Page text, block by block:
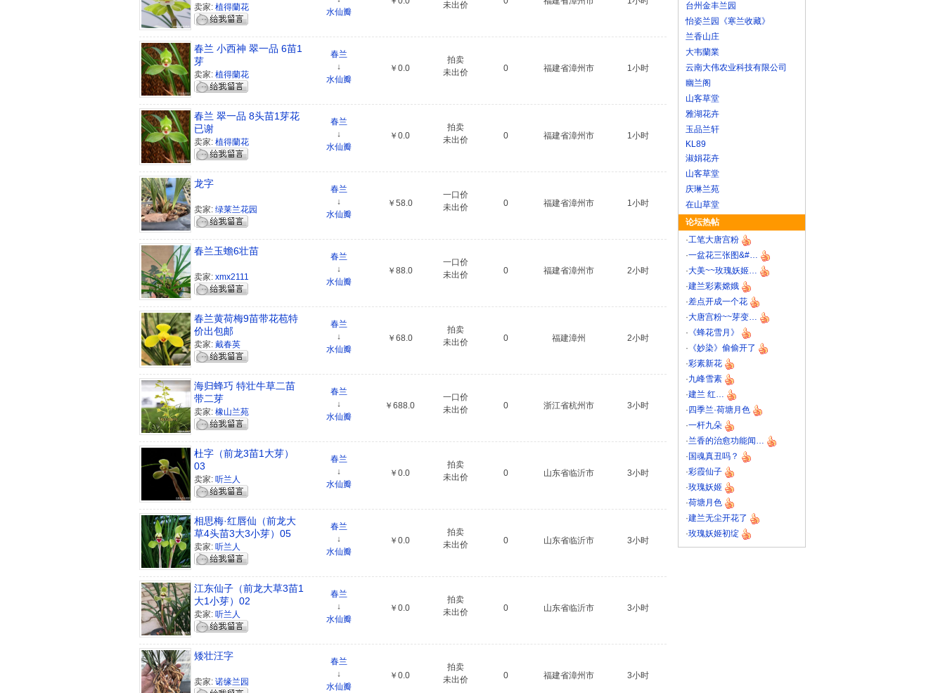
台州金丰兰园
怡姿兰园《寒兰收藏》
兰香山庄
大韦蘭業
云南大伟农业科技有限公司
幽兰阁
山客草堂
雅湖花卉
玉品兰轩
KL89
淑娟花卉
山客草堂
庆琳兰苑
在山草堂
论坛热帖
·工笔大唐宫粉
·一盆花三张图&#…
·大美~~玫瑰妖姬…
·建兰彩素嫦娥
·差点开成一个花
·大唐宫粉~~芽变…
· 《蜂花雪月》
· 《妙染》偷偷开了
·彩素新花
·九峰雪素
·建兰 红…
· 四季兰·荷塘月色
·一杆九朵
·兰香的治愈功能闻…
· 国魂真丑吗？
·彩霞仙子
·玫瑰妖姬
·荷塘月色
·建兰无尘开花了
·玫瑰妖姬初绽
卖家: 植得蘭花
水仙瓣
未出价
春兰 小西神 翠一品 6苗1
芽
卖家: 植得蘭花
春兰
↓
水仙瓣
￥0.0
拍卖
未出价
0 福建省漳州市 1小时
春兰 翠一品 8头苗1芽花
已谢
卖家: 植得蘭花
春兰
↓
水仙瓣
￥0.0
拍卖
未出价
0 福建省漳州市 1小时
龙字
卖家: 绿莱兰花园
春兰
↓
水仙瓣
￥58.0
一口价
未出价
0 福建省漳州市 1小时
春兰玉蟾6壮苗
卖家: xmx2111
春兰
↓
水仙瓣
￥88.0
一口价
未出价
0 福建省漳州市 2小时
春兰黄荷梅9苗带花苞特
价出包邮
卖家: 戴春英
春兰
↓
水仙瓣
￥68.0
拍卖
未出价
0 福建漳州 2小时
海归蜂巧 特壮牛草二苗
带二芽
卖家: 橡山兰苑
春兰
↓
水仙瓣
￥688.0
一口价
未出价
0 浙江省杭州市 3小时
杜字（前龙3苗1大芽）
03
卖家: 听兰人
春兰
↓
水仙瓣
￥0.0
拍卖
未出价
0 山东省临沂市 3小时
相思梅·红唇仙（前龙大
草4头苗3大3小芽）05
卖家: 听兰人
春兰
↓
水仙瓣
￥0.0
拍卖
未出价
0 山东省临沂市 3小时
江东仙子（前龙大草3苗1
大1小芽）02
卖家: 听兰人
春兰
↓
水仙瓣
￥0.0
拍卖
未出价
0 山东省临沂市 3小时
矮壮汪字
卖家: 诺缘兰园
春兰
↓
水仙瓣
￥0.0
拍卖
未出价
0 福建省漳州市 3小时